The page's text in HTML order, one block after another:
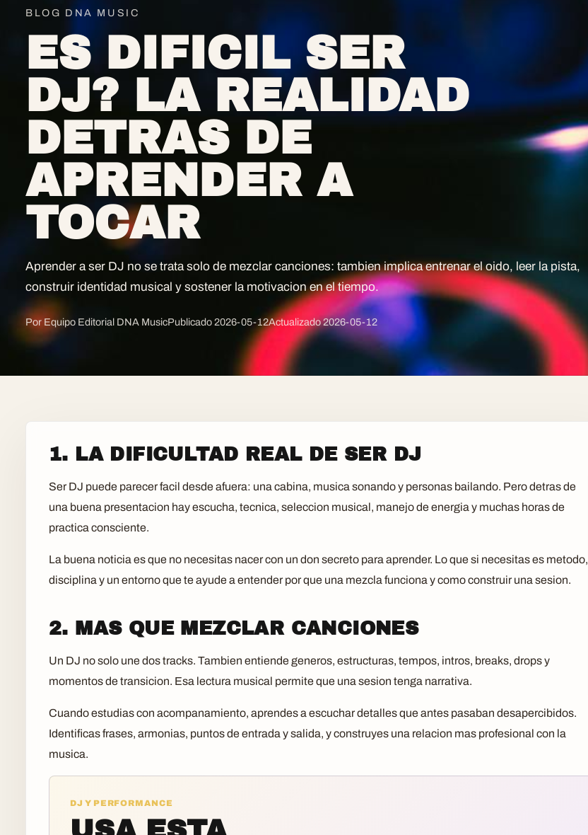
BLOG DNA MUSIC
ES DIFICIL SER
DJ? LA REALIDAD
DETRAS DE
APRENDER A
TOCAR
Aprender a ser DJ no se trata solo de mezclar canciones: tambien implica entrenar el oido, leer la pista,
construir identidad musical y sostener la motivacion en el tiempo.
Por Equipo Editorial DNA MusicPublicado2026-05-12Actualizado2026-05-12
1. LA DIFICULTAD REAL DE SER DJ
Ser DJ puede parecer facil desde afuera: una cabina, musica sonando y personas bailando. Pero detras de
una buena presentacion hay escucha, tecnica, seleccion musical, manejo de energia y muchas horas de
practica consciente.
La buena noticia es que no necesitas nacer con un don secreto para aprender. Lo que si necesitas es metodo,
disciplina y un entorno que te ayude a entender por que una mezcla funciona y como construir una sesion.
2. MAS QUE MEZCLAR CANCIONES
Un DJ no solo une dos tracks. Tambien entiende generos, estructuras, tempos, intros, breaks, drops y
momentos de transicion. Esa lectura musical permite que una sesion tenga narrativa.
Cuando estudias con acompanamiento, aprendes a escuchar detalles que antes pasaban desapercibidos.
Identificas frases, armonias, puntos de entrada y salida, y construyes una relacion mas profesional con la
musica.
DJ Y PERFORMANCE